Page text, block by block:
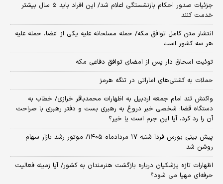
جزئیات صدور احکام بازنشستگی اعلام شد/ این افراد باید ۵ سال بیشتر
خدمت کنند
انتشار متن کامل توافق مکه/ حمله مسلحانه علیه یکی از اعضا، حمله علیه
هر سه کشور است
توئیت اسحاق دار پس از امضای توافق دفاعی مکه
حملات به کشتی‌های اماراتی در تنگه هرمز
واکنش تند امام جمعه اردبیل به اظهارات محمدباقر خرازی/ خطاب به
دستگاه قضا: شخصی خبر دروغ به رهبری بست و دفتر رهبری با صراحت
آن را رد کرد، آیا این جرم است یا خیر؟
پیش بینی بورس فردا شنبه ۱۷ مردادماه ۱۴۰۵/ موتور رشد بازار سهام
روشن شد
اظهارات تازه پزشکیان درباره بازگشت هنرمندان به کشور/ آیا زمینه فعالیت
حرفه‌ای مهیا می شود؟